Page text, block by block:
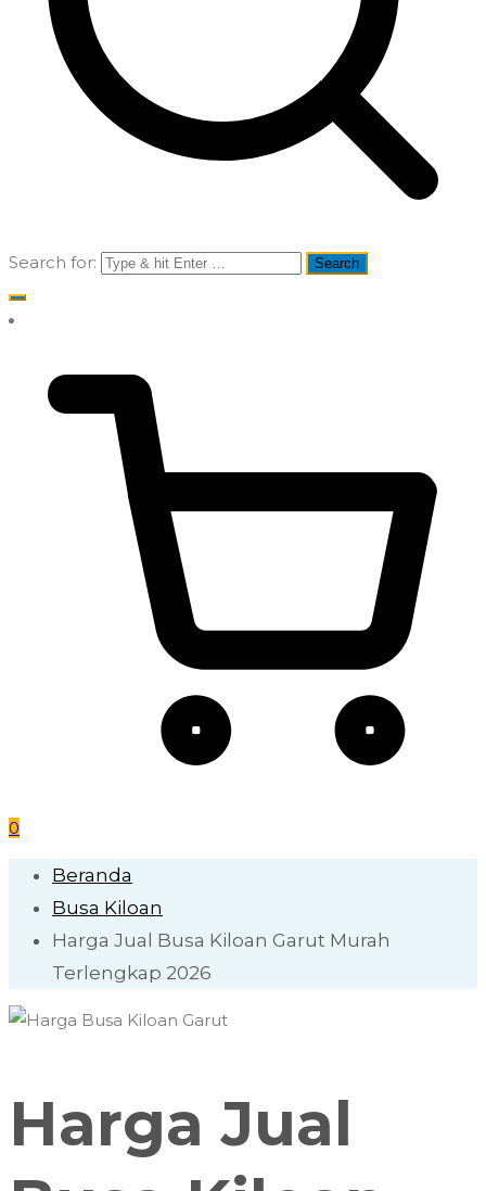
Search for:
0
Beranda
Busa Kiloan
Harga Jual Busa Kiloan Garut Murah
Terlengkap 2026
Harga Jual